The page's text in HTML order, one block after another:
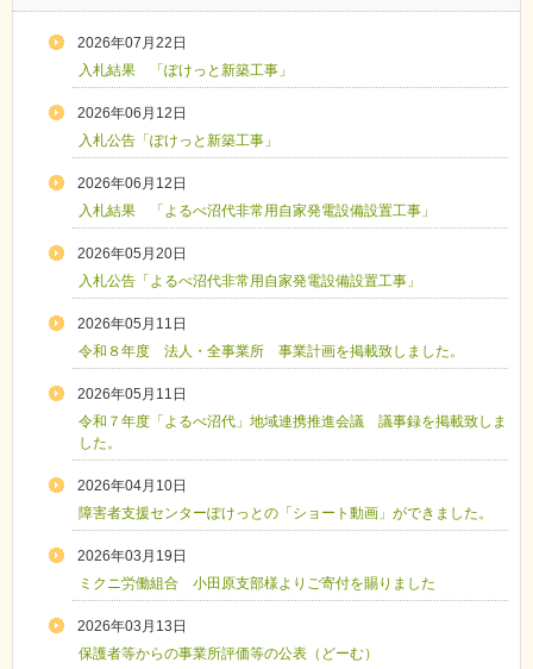
2026年07月22日
入札結果 「ぽけっと新築工事」
2026年06月12日
入札公告「ぽけっと新築工事」
2026年06月12日
入札結果 「よるべ沼代非常用自家発電設備設置工事」
2026年05月20日
入札公告「よるべ沼代非常用自家発電設備設置工事」
2026年05月11日
令和８年度 法人・全事業所 事業計画を掲載致しました。
2026年05月11日
令和７年度「よるべ沼代」地域連携推進会議 議事録を掲載致しま
した。
2026年04月10日
障害者支援センターぽけっとの「ショート動画」ができました。
2026年03月19日
ミクニ労働組合 小田原支部様よりご寄付を賜りました
2026年03月13日
保護者等からの事業所評価等の公表（どーむ）